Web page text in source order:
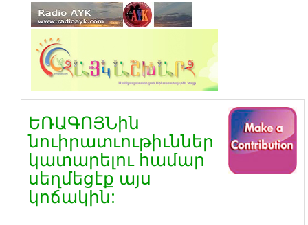
ԵՌԱԳՈՅՆին
նուիրատւութիւններ
կատարելու համար
սեղմեցէք այս
կոճակին: